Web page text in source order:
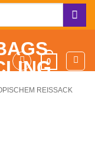
0
REISSACK